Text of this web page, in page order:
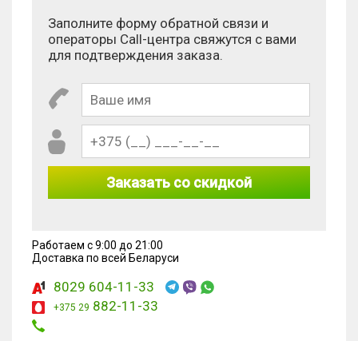
Заполните форму обратной связи и
операторы Call-центра свяжутся с вами
для подтверждения заказа.
Заказать со скидкой
Работаем с 9:00 до 21:00
Доставка по всей Беларуси
8029 604-11-33
+375 29 882-11-33